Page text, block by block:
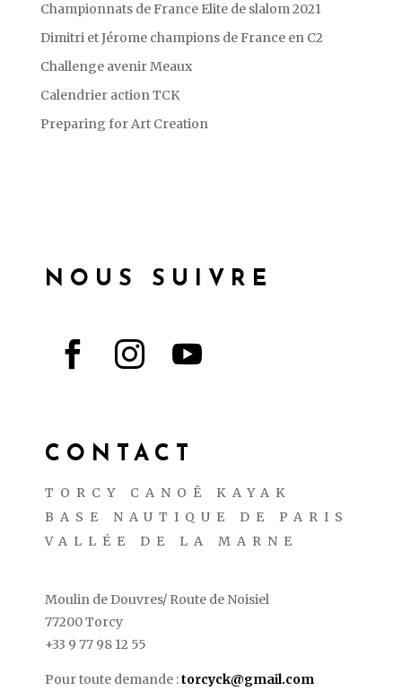
Championnats de France Elite de slalom 2021
Dimitri et Jérome champions de France en C2
Challenge avenir Meaux
Calendrier action TCK
Preparing for Art Creation
NOUS SUIVRE
  
CONTACT
TORCY CANOË KAYAK
BASE NAUTIQUE DE PARIS
VALLÉE DE LA MARNE
Moulin de Douvres/ Route de Noisiel
77200 Torcy
+33 9 77 98 12 55
Pour toute demande :torcyck@gmail.com